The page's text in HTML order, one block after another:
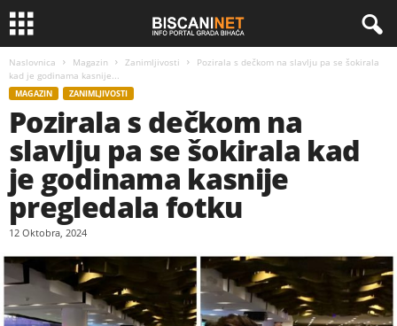
Naslovnica Magazin Zanimljivosti
Pozirala s dečkom na slavlju pa se šokirala
kad je godinama kasnije...
MAGAZIN ZANIMLJIVOSTI
Pozirala s dečkom na
slavlju pa se šokirala kad
je godinama kasnije
pregledala fotku
12 Oktobra, 2024